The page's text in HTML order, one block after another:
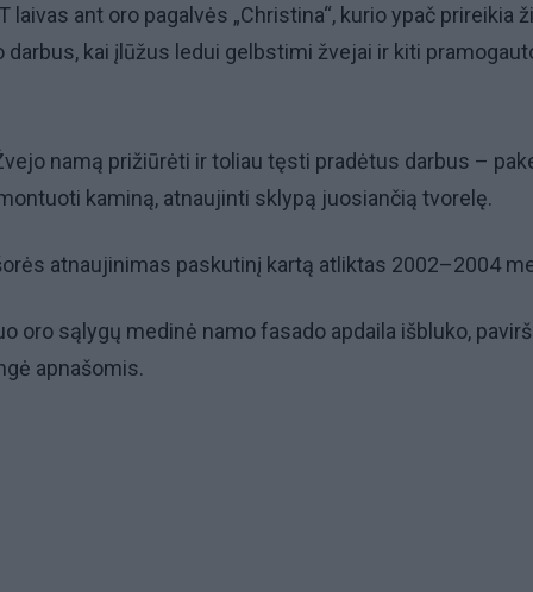
laivas ant oro pagalvės „Christina“, kurio ypač prireikia
kai įlūžus ledui gelbstimi žvejai ir kiti
namą prižiūrėti ir toliau tęsti pradėtus darbus –
kaminą, atnaujinti sklypą juosiančią tvorelę.
atnaujinimas paskutinį kartą atliktas 2002–2004
oro sąlygų medinė namo fasado apdaila išbluko,
apnašomis.